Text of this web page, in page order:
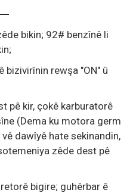
bikin; 92# benzînê li
bizivirînin rewşa "ON" û
pê kir, çokê karburatorê
(Dema ku motora germ
dawîyê hate sekinandin,
zêde dest pê
bigire; guhêrbar ê